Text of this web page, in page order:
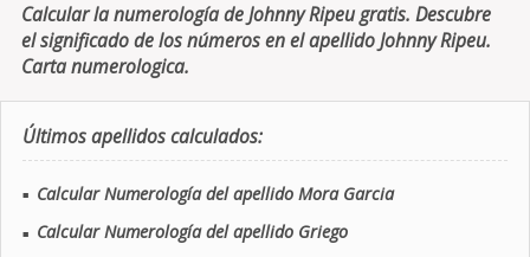
Calcular la numerología de Johnny Ripeu gratis. Descubre
el significado de los números en el apellido Johnny Ripeu.
Carta numerologica.
Últimos apellidos calculados:
■ Calcular Numerología del apellido Mora Garcia
■ Calcular Numerología del apellido Griego